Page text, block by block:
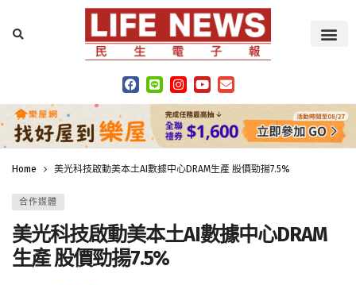
Home 美光科技啟動美本土AI數據中心DRAM生產 股價勁揚7.5%
合作媒體
美光科技啟動美本土AI數據中心DRAM
生產 股價勁揚7.5%